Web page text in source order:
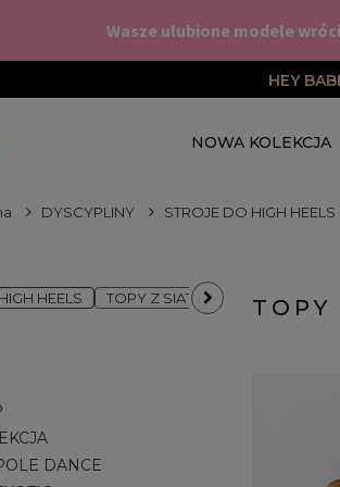
HEY
NOWA KOLEKCJA
BUTY DO EXOTIC
DYSCYPLINY STROJE DO HIGH HEELS
HEELS TOPY Z SIATKI DO HIGH HEELS
DANCE
TOPY